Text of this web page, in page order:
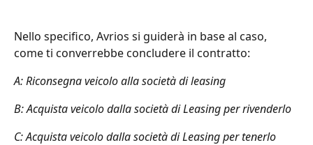
Nello specifico, Avrios si guiderà in base al caso,
come ti converrebbe concludere il contratto:
A: Riconsegna veicolo alla società di leasing
B: Acquista veicolo dalla società di Leasing per rivenderlo
C: Acquista veicolo dalla società di Leasing per tenerlo